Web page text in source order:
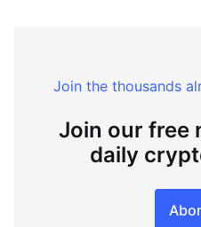
Join the thousands
Join our free
daily